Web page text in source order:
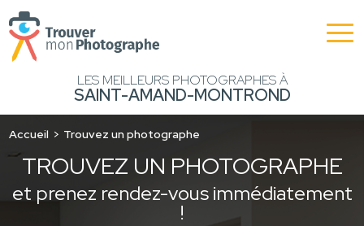
LES MEILLEURS PHOTOGRAPHES À
SAINT-AMAND-MONTROND
Accueil Trouvez un photographe
TROUVEZ UN PHOTOGRAPHE
et prenez rendez-vous immédiatement
!